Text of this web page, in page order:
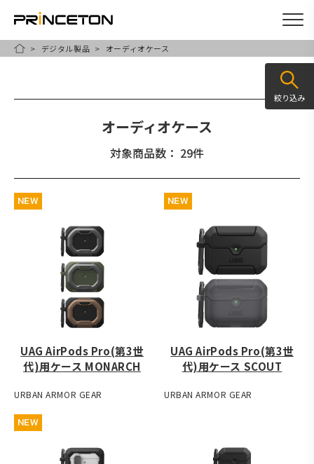
HOMEデジタル製品 オーディオケース
オーディオケース
対象商品数： 29件
NEW
UAG AirPods Pro(第3世
代)用ケース MONARCH
URBAN ARMOR GEAR
NEW
UAG AirPods Pro(第3世
代)用ケース SCOUT
URBAN ARMOR GEAR
NEW
絞り込み